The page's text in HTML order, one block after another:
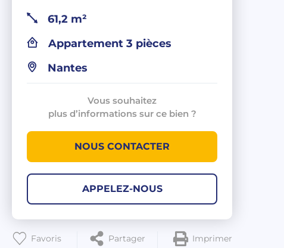
61,2 m²
Appartement 3 pièces
Nantes
Vous souhaitez
plus d’informations sur ce bien ?
NOUS CONTACTER
APPELEZ-NOUS
Favoris Partager Imprimer